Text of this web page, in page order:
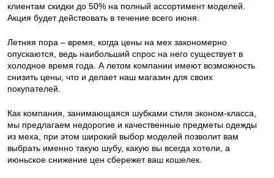
клиентам скидки до 50% на полный ассортимент моделей.
Акция будет действовать в течение всего июня.
Летняя пора – время, когда цены на мех закономерно
опускаются, ведь наибольший спрос на него существует в
холодное время года. А летом компании имеют возможность
снизить цены, что и делает наш магазин для своих
покупателей.
Как компания, занимающаяся шубками стиля эконом-класса,
мы предлагаем недорогие и качественные предметы одежды
из меха, при этом широкий выбор моделей позволит вам
выбрать именно такую шубу, какую вы всегда хотели, а
июньское снижение цен сбережет ваш кошелек.